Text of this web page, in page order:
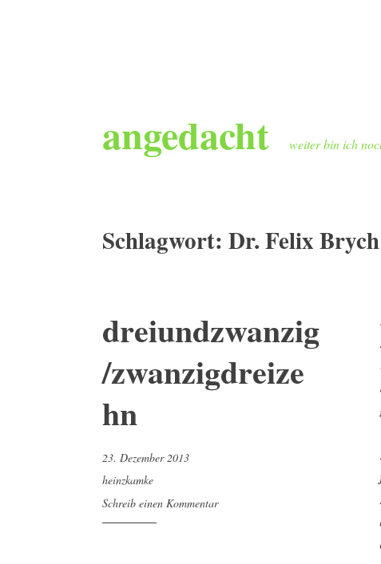
springen
angedacht weiter bin ich
Schlagwort: Dr. Felix Brych
dreiundzwanzig
/zwanzigdreize
hn
23. Dezember 2013
heinzkamke
Schreib einen Kommentar